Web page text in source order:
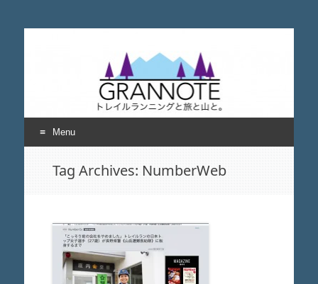
grannote グランノー
トレイルランニングと旅と山について考える
Menu
Tag Archives: NumberWeb